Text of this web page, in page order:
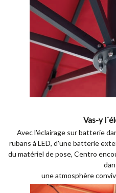
Vas-y
Avec l'éclairage sur batterie
rubans à LED, d'une batterie
du matériel de pose, Centro
une atmosphère